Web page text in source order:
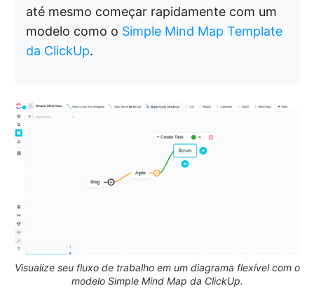
até mesmo começar rapidamente com um
modelo como o Simple Mind Map Template
da ClickUp.
Visualize seu fluxo de trabalho em um diagrama flexível com o
modelo Simple Mind Map da ClickUp.